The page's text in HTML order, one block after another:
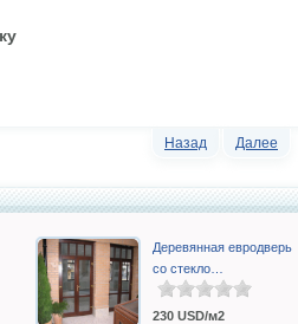
Назад Далее
Деревянная евродверь
со стекло…
230 USD/м2